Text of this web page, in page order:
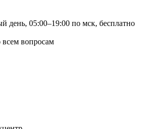
день, 05:00–19:00 по мск, бесплатно
вопросам